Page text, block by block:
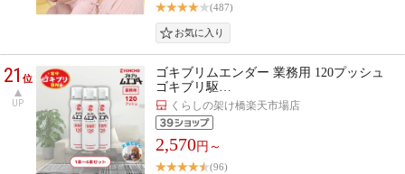
(487)
21位
UP
ゴキブリムエンダー 業務用 120プッシュ
ゴキブリ駆…
くらしの架け橋楽天市場店
2,570円～
(96)